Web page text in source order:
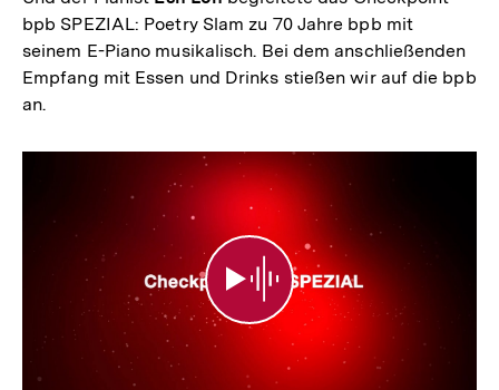
bpb SPEZIAL: Poetry Slam zu 70 Jahre bpb mit
seinem E-Piano musikalisch. Bei dem anschließenden
Empfang mit Essen und Drinks stießen wir auf die bpb
an.
Checkpoint
bpb
SPEZIAL:Poetry
Slam
zu